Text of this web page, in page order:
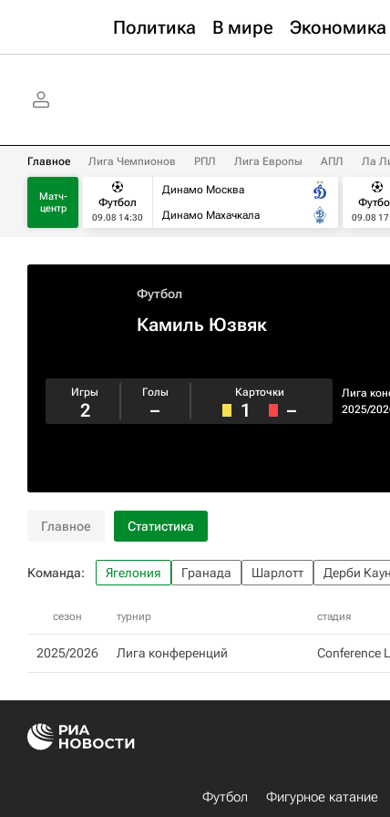
Политика В мире Экономика
Главное Лига Чемпионов РПЛ Лига Европы АПЛ Ла
Матч-
центр
Футбол
09.08 14:30
Динамо Москва
Динамо Махачкала
09.08
Футбол
Камиль Юзвяк
Лига
2025/
Игры
2
Голы
–
Карточки
1 –
Главное Статистика
Команда: Ягелония Гранада Шарлотт Дерби
сезон турнир стадия
2025/2026 Лига конференций Conference
Футбол Фигурное катание